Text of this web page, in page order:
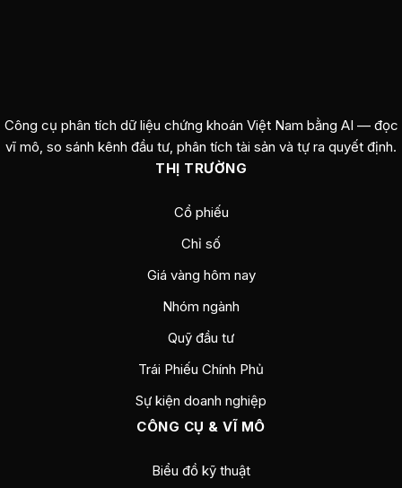
Công cụ phân tích dữ liệu chứng khoán Việt Nam bằng AI — đọc
vĩ mô, so sánh kênh đầu tư, phân tích tài sản và tự ra quyết định.
THỊ TRƯỜNG
Cổ phiếu
Chỉ số
Giá vàng hôm nay
Nhóm ngành
Quỹ đầu tư
Trái Phiếu Chính Phủ
Sự kiện doanh nghiệp
CÔNG CỤ & VĨ MÔ
Biểu đồ kỹ thuật